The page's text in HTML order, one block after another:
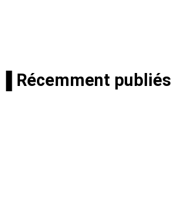
▐ Récemment publiés